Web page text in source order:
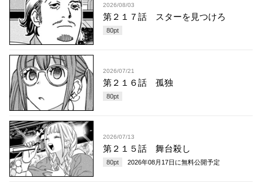
2026/08/03
第２１７話 スターを見つけろ
80pt
2026/07/21
第２１６話 孤独
80pt
2026/07/13
第２１５話 舞台殺し
80pt 2026年08月17日 に無料公開予定